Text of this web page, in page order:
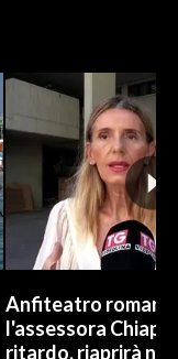
Anfiteatro romano
l'assessora
ritardo, riaprirà nel